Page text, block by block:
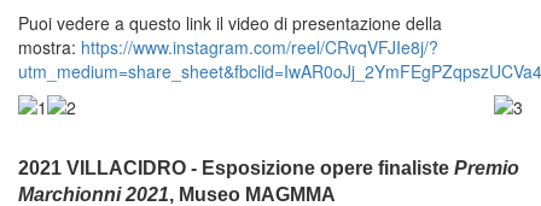
Puoi vedere a questo link il video di presentazione della
mostra: https://www.instagram.com/reel/CRvqVFJIe8j/?
2021 VILLACIDRO - Esposizione opere finaliste Premio
Marchionni 2021, Museo MAGMMA